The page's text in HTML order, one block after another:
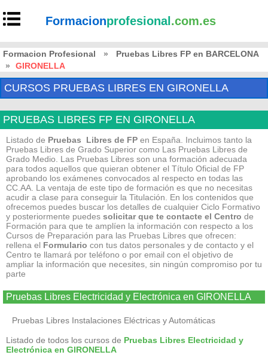
Formacionprofesional .com.es
Formacion Profesional »
Pruebas Libres FP en BARCELONA
»
GIRONELLA
CURSOS PRUEBAS LIBRES EN GIRONELLA
PRUEBAS LIBRES FP EN GIRONELLA
Listado de Pruebas Libres de FP en España. Incluimos tanto la
Pruebas Libres de Grado Superior como Las Pruebas Libres de
Grado Medio. Las Pruebas Libres son una formación adecuada
para todos aquellos que quieran obtener el Título Oficial de FP
aprobando los exámenes convocados al respecto en todas las
CC.AA. La ventaja de este tipo de formación es que no necesitas
acudir a clase para conseguir la Titulación. En los contenidos que
ofrecemos puedes buscar los detalles de cualquier Ciclo Formativo
y posteriormente puedes solicitar que te contacte el Centro de
Formación para que te amplíen la información con respecto a los
Cursos de Preparación para las Pruebas Libres que ofrecen:
rellena el Formulario con tus datos personales y de contacto y el
Centro te llamará por teléfono o por email con el objetivo de
ampliar la información que necesites, sin ningún compromiso por tu
parte
Pruebas Libres Electricidad y Electrónica en GIRONELLA
Pruebas Libres Instalaciones Eléctricas y Automáticas
Listado de todos los cursos de Pruebas Libres Electricidad y
Electrónica en GIRONELLA